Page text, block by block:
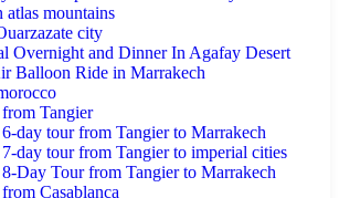
atlas mountains
city
Overnight and Dinner In Agafay Desert
Balloon Ride in Marrakech
Tangier
6-day tour from Tangier to Marrakech
7-day tour from Tangier to imperial cities
8-Day Tour from Tangier to Marrakech
Casablanca